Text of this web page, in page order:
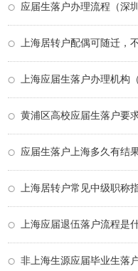
应届生落户办理流程（深
上海居转户配偶可随迁，
上海应届生落户办理机构
黄浦区高校应届生落户要
应届生落户上海多久有结
上海应届退伍落户流程是
非上海生源应届毕业生落